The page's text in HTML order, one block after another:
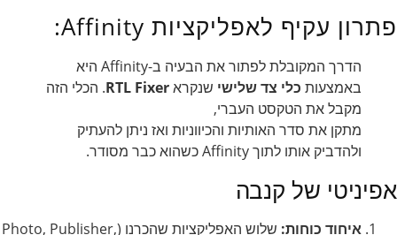
פתרון עקיף לאפליקציות Affinity:
הדרך המקובלת לפתור את הבעיה ב-Affinity היא
באמצעות כלי צד שלישי שנקראRTL Fixer. הכלי הזה
מקבל את הטקסט העברי,
מתקן את סדר האותיות והכיווניות ואז ניתן להעתיק
ולהדביק אותו לתוך Affinity כשהוא כבר מסודר.
אפיניטי של קנבה
איחוד כוחות:
שלוש האפליקציות שהכרנו (Photo, Publisher,